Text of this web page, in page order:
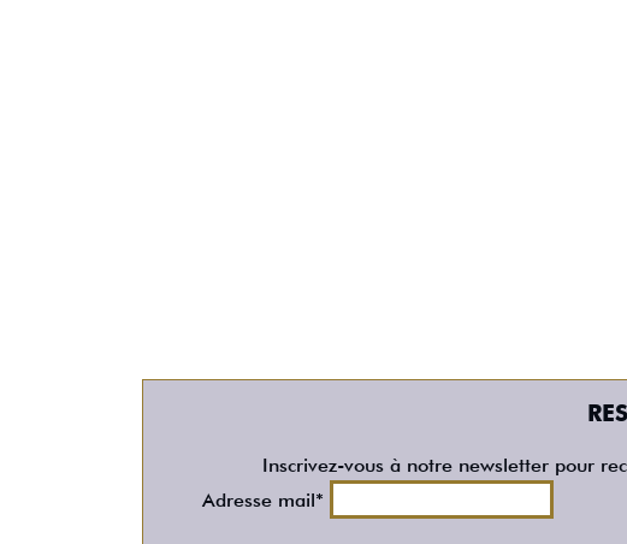
Inscrivez-vous à notre newsletter pour
Adresse mail*